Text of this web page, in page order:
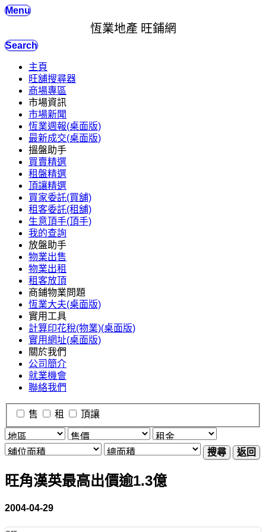
Menu
恆業地產 旺鋪網
Search
主頁
旺舖搜尋器
商場專區
市場資訊
市場新聞
恆業週報(桌面版)
最新成交(桌面版)
搵盤助手
買賣精選
租盤精選
頂讓精選
買家委託(買舖)
租客委託(租舖)
生意頂手(頂手)
我的查詢
放盤助手
物業出售
物業出租
租客放頂
商鋪物業問題
恆業大夫(桌面版)
實用工具
計算印花稅(物業)(桌面版)
實用網址(桌面版)
關於我們
公司簡介
就業機會
聯絡我們
售 租 頂讓
搜尋 返回
旺角漢英最高出價逾1.3億
2004-04-29